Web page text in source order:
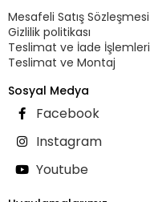
Mesafeli Satış Sözleşmesi
Gizlilik politikası
Teslimat ve İade İşlemleri
Teslimat ve Montaj
Sosyal Medya
Facebook
Instagram
Youtube